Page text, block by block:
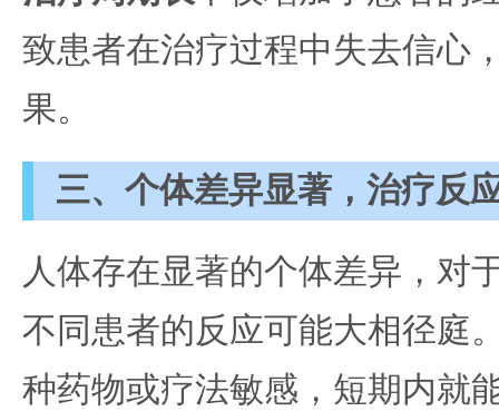
致患者在治疗过程中失去信心
果。
三、个体差异显著，治疗反
人体存在显著的个体差异，对
不同患者的反应可能大相径庭
种药物或疗法敏感，短期内就